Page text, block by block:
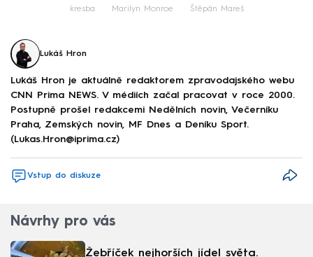
kresba Marilyn Monroe Štěpán Mareš
Lukáš Hron
Lukáš Hron je aktuálně redaktorem zpravodajského webu
CNN Prima NEWS. V médiích začal pracovat v roce 2000.
Postupně prošel redakcemi Nedělních novin, Večerníku
Praha, Zemských novin, MF Dnes a Deníku Sport.
(Lukas.Hron@iprima.cz)
Vstup do diskuze
Návrhy pro vás
Žebříček nejhorších jídel světa.